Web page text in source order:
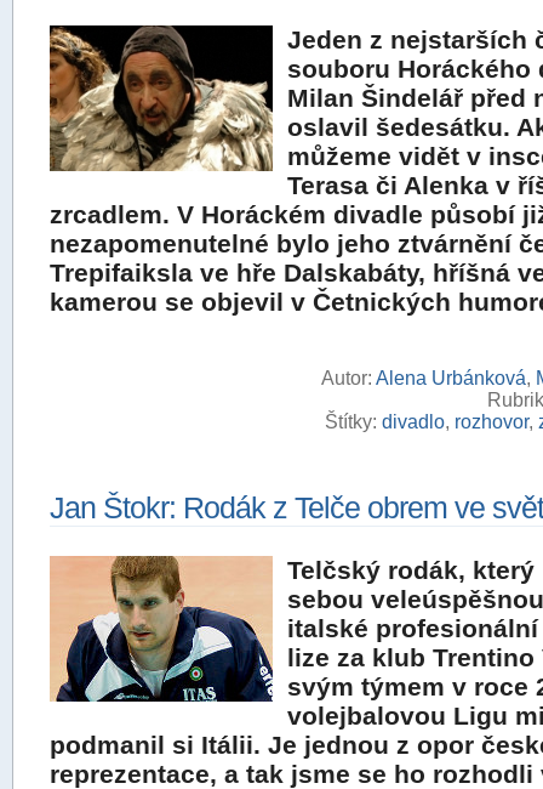
Jeden z nejstarších
souboru Horáckého
Milan Šindelář před
oslavil šedesátku.
můžeme vidět v
Terasa či Alenka v
zrcadlem. V Horáckém divadle působí
nezapomenutelné bylo jeho ztvárnění
Trepifaiksla ve hře Dalskabáty, hříšná
kamerou se objevil v Četnických
Autor: Alena Urbánková,
Štítky: divadlo, rozhovor,
Jan Štokr: Rodák z Telče obrem ve
Telčský rodák, který
sebou
italské
lize za klub Trentino
svým týmem v roce
volejbalovou Ligu
podmanil si Itálii. Je jednou z opor
reprezentace, a tak jsme se ho